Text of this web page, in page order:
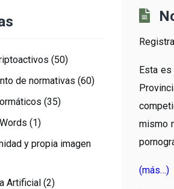
Esta
mismo
(más…)
(50)
de normativas (60)
(35)
(1)
y propia imagen
Artificial (2)